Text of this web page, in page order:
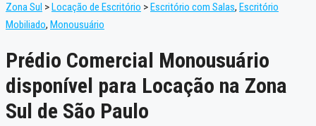
Zona Sul >Locação de Escritório >Escritório com Salas, Escritório
Mobiliado, Monousuário
Prédio Comercial Monousuário
disponível para Locação na Zona
Sul de São Paulo